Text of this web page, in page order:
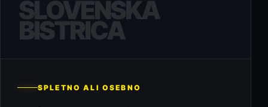
SLOVENSKA
BISTRICA
SPLETNO ALI OSEBNO